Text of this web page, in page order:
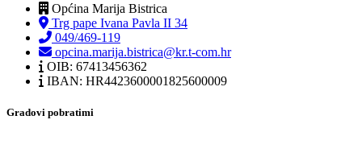
Općina Marija Bistrica
Trg pape Ivana Pavla II 34
049/469-119
opcina.marija.bistrica@kr.t-com.hr
OIB: 67413456362
IBAN: HR4423600001825600009
Gradovi pobratimi